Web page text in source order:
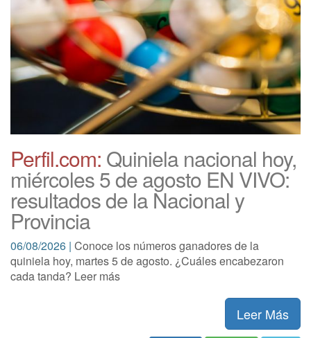
Perfil.com: Quiniela nacional hoy,
miércoles 5 de agosto EN VIVO:
resultados de la Nacional y
Provincia
06/08/2026 | Conoce los números ganadores de la
quiniela hoy, martes 5 de agosto. ¿Cuáles encabezaron
cada tanda? Leer más
Leer Más